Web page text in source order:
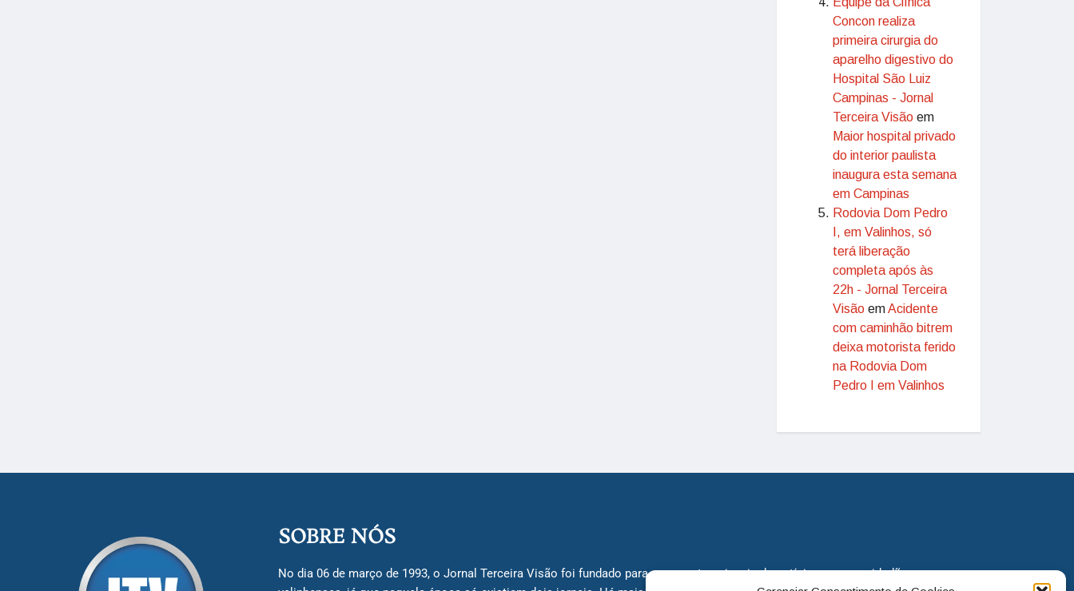
Concon realiza
primeira cirurgia do
aparelho digestivo do
Hospital São Luiz
Campinas - Jornal
Terceira Visão em
Maior hospital privado
do interior paulista
inaugura esta semana
em Campinas
Rodovia Dom Pedro
I, em Valinhos, só
terá liberação
completa após às
22h - Jornal Terceira
Visão emAcidente
com caminhão bitrem
deixa motorista ferido
na Rodovia Dom
Pedro I em Valinhos
SOBRE NÓS
No dia 06 de março de 1993, o Jornal Terceira Visão foi fundado para ser uma terceira via de notícias para os cidadãos